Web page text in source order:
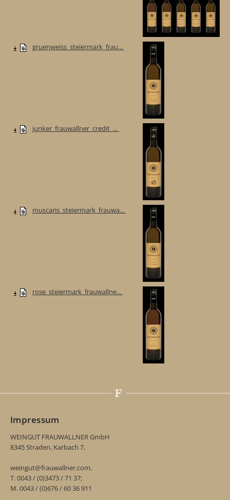
gruenweiss_steiermark_frau...
junker_frauwallner_credit_...
muscaris_steiermark_frauwa...
rose_steiermark_frauwallne...
Impressum
WEINGUT FRAUWALLNER GmbH
8345 Straden, Karbach 7,
weingut@frauwallner.com,
T. 0043 / (0)3473 / 71 37;
M. 0043 / (0)676 / 60 36 911